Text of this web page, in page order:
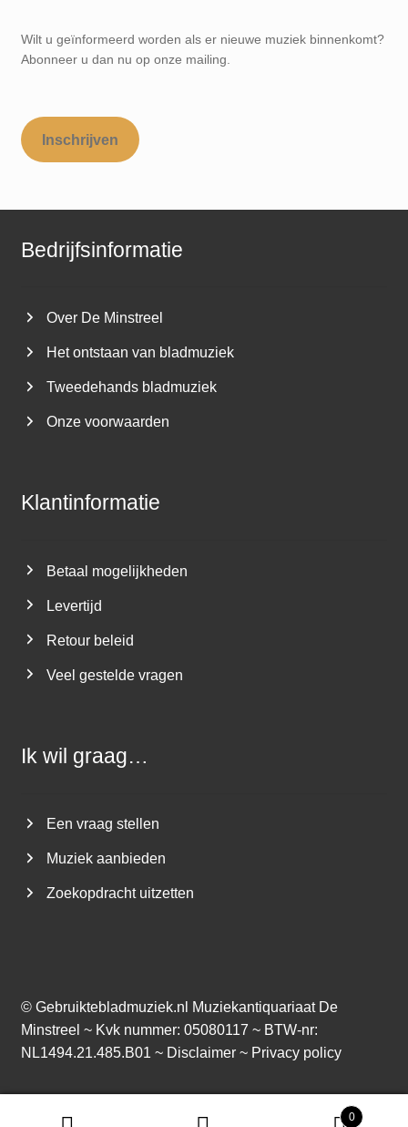
Wilt u geïnformeerd worden als er nieuwe muziek binnenkomt?
Abonneer u dan nu op onze mailing.
Inschrijven
Bedrijfsinformatie
Over De Minstreel
Het ontstaan van bladmuziek
Tweedehands bladmuziek
Onze voorwaarden
Klantinformatie
Betaal mogelijkheden
Levertijd
Retour beleid
Veel gestelde vragen
Ik wil graag…
Een vraag stellen
Muziek aanbieden
Zoekopdracht uitzetten
© Gebruiktebladmuziek.nl
Muziekantiquariaat De
Minstreel ~ Kvk nummer: 05080117 ~ BTW-nr:
NL1494.21.485.B01 ~ Disclaimer~ Privacy policy
0